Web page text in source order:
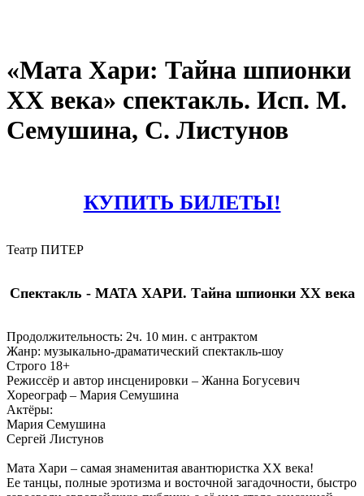
«Мата Хари: Тайна шпионки
ХХ века» спектакль. Исп. М.
Семушина, С. Листунов
КУПИТЬ БИЛЕТЫ!
Театр ПИТЕР
Спектакль - МАТА ХАРИ. Тайна шпионки ХХ века
Продолжительность: 2ч. 10 мин. с антрактом
Жанр: музыкально-драматический спектакль-шоу
Строго 18+
Режиссёр и автор инсценировки – Жанна Богусевич
Хореограф – Мария Семушина
Актёры:
Мария Семушина
Сергей Листунов
Мата Хари – самая знаменитая авантюристка ХХ века!
Ее танцы, полные эротизма и восточной загадочности, быстро